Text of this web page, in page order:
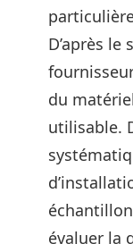
D’après le
du
utilisable.
évaluer la